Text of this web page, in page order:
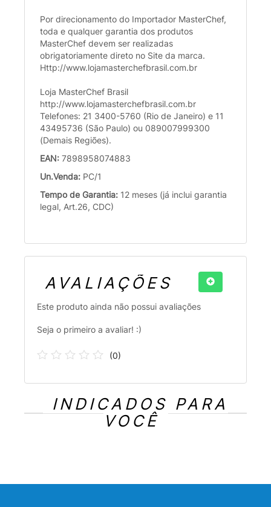
Por direcionamento do Importador MasterChef,
toda e qualquer garantia dos produtos
MasterChef devem ser realizadas
obrigatoriamente direto no Site da marca.
Http://www.lojamasterchefbrasil.com.br
Loja MasterChef Brasil
http://www.lojamasterchefbrasil.com.br
Telefones: 21 3400-5760 (Rio de Janeiro) e 11
43495736 (São Paulo) ou 089007999300
(Demais Regiões).
EAN: 7898958074883
Un.Venda: PC/1
Tempo de Garantia: 12 meses (já inclui garantia
legal, Art.26, CDC)
AVALIAÇÕES
Este produto ainda não possui avaliações
Seja o primeiro a avaliar! :)
(0)
INDICADOS PARA
VOCÊ